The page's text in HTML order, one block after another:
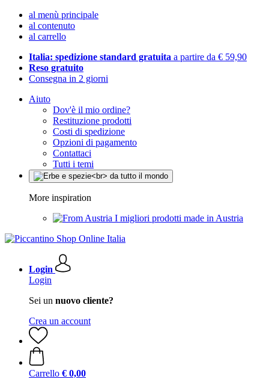
al menù principale
al contenuto
al carrello
Italia: spedizione standard gratuita a partire da € 59,90
Reso gratuito
Consegna in 2 giorni
Aiuto
Dov'è il mio ordine?
Restituzione prodotti
Costi di spedizione
Opzioni di pagamento
Contattaci
Tutti i temi
More inspiration
I migliori prodotti made in Austria
Login
Login
Sei un nuovo cliente?
Crea un account
Carrello € 0,00